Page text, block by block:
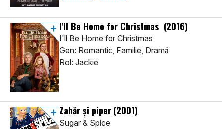
I'll Be Home for Christmas (2016)
I'll Be Home for Christmas
Gen: Romantic, Familie, Dramă
Rol: Jackie
Zahăr și piper (2001)
Sugar & Spice